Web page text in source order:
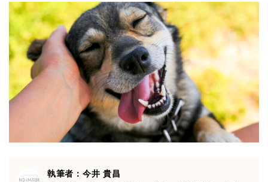
執筆者：今井 貴昌